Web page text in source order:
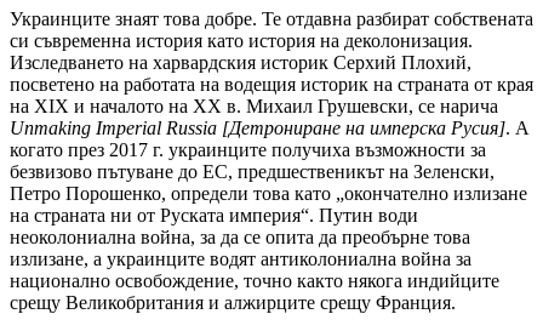
Украинците знаят това добре. Те отдавна разбират собствената
си съвременна история като история на деколонизация.
Изследването на харвардския историк Серхий Плохий,
посветено на работата на водещия историк на страната от края
на XIX и началото на XX в. Михаил Грушевски, се нарича
Unmaking Imperial Russia [Детрониране на имперска Русия]. А
когато през 2017 г. украинците получиха възможности за
безвизово пътуване до ЕС, предшественикът на Зеленски,
Петро Порошенко, определи това като „окончателно излизане
на страната ни от Руската империя“. Путин води
неоколониална война, за да се опита да преобърне това
излизане, а украинците водят антиколониална война за
национално освобождение, точно както някога индийците
срещу Великобритания и алжирците срещу Франция.